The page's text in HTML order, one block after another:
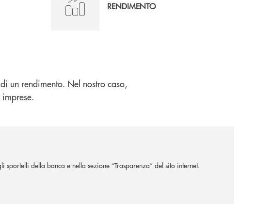
RENDIMENTO
un rendimento. Nel nostro caso,
della banca e nella sezione “Trasparenza” del sito internet.